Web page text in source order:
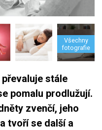
Všechny
fotografie
stále
pomalu prodlužují.
zvenčí, jeho
tvoří se další a